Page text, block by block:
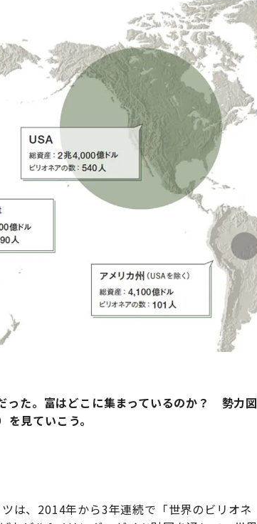
った。富はどこに集まっているのか？ 勢力図
見ていこう。
は、2014年から3年連続で「世界のビリオネ